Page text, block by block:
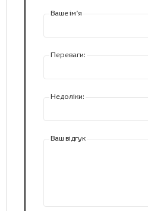
Ваше ім’я
Переваги:
Недоліки:
Ваш відгук